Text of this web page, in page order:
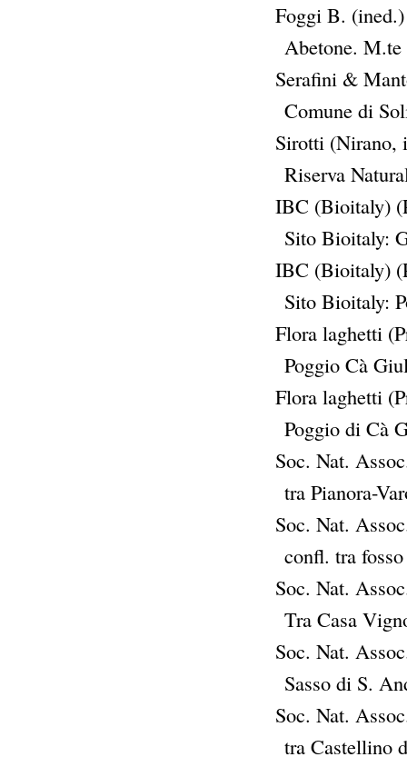
Foggi B.
Abetone.
Serafini &
Comune di
Sirotti (Nirano,
Riserva
IBC (Bioitaly)
Sito Bioitaly:
IBC (Bioitaly)
Sito Bioitaly:
Flora laghetti
Poggio Cà
Flora laghetti
Poggio di Cà
Soc. Nat.
tra Pianora-
Soc. Nat.
confl. tra
Soc. Nat.
Tra Casa
Soc. Nat.
Sasso di S.
Soc. Nat.
tra Castellino